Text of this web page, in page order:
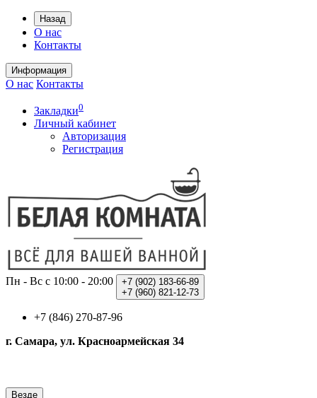
Назад
О нас
Контакты
Информация
О нас Контакты
Закладки0
Личный кабинет
Авторизация
Регистрация
Пн - Вс с 10:00 - 20:00 +7 (902) 183-66-89
+7 (960) 821-12-73
+7 (846) 270-87-96
г. Самара, ул. Красноармейская 34
Везде